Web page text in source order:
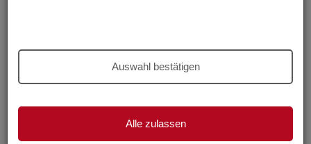
Auswahl bestätigen
Alle zulassen
Arbeitszeit und Anforderungsniveau, sowie
den wichtigsten Branchen